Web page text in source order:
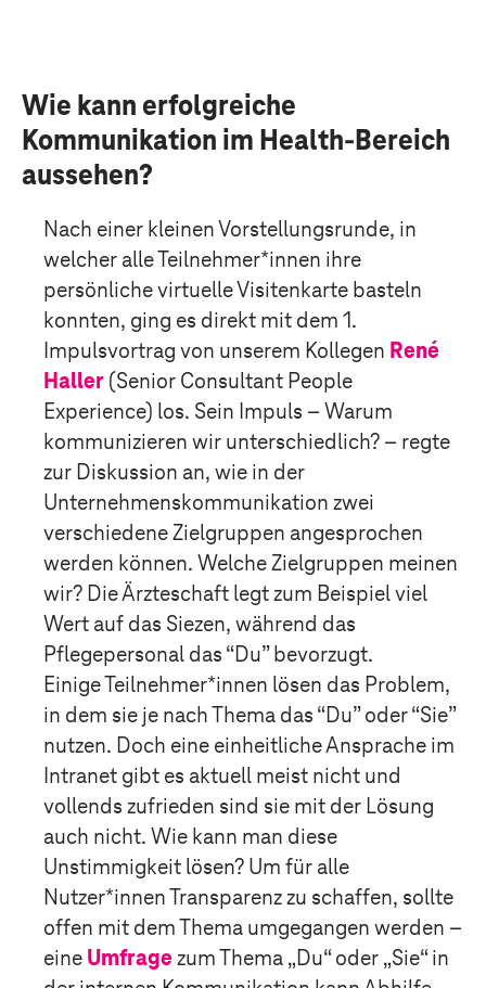
Wie kann erfolgreiche
Kommunikation im Health-Bereich
aussehen?
Nach einer kleinen Vorstellungsrunde, in
welcher alle Teilnehmer*innen ihre
persönliche virtuelle Visitenkarte basteln
konnten, ging es direkt mit dem 1.
Impulsvortrag von unserem Kollegen René
Haller(Senior Consultant People
Experience) los. Sein Impuls – Warum
kommunizieren wir unterschiedlich? – regte
zur Diskussion an, wie in der
Unternehmenskommunikation zwei
verschiedene Zielgruppen angesprochen
werden können. Welche Zielgruppen meinen
wir? Die Ärzteschaft legt zum Beispiel viel
Wert auf das Siezen, während das
Pflegepersonal das “Du” bevorzugt.
Einige Teilnehmer*innen lösen das Problem,
in dem sie je nach Thema das “Du” oder “Sie”
nutzen. Doch eine einheitliche Ansprache im
Intranet gibt es aktuell meist nicht und
vollends zufrieden sind sie mit der Lösung
auch nicht. Wie kann man diese
Unstimmigkeit lösen? Um für alle
Nutzer*innen Transparenz zu schaffen, sollte
offen mit dem Thema umgegangen werden –
eineUmfragezum Thema „Du“ oder „Sie“ in